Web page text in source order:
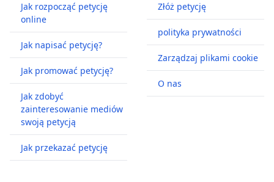
Jak rozpocząć petycję
online
Jak napisać petycję?
Jak promować petycję?
Jak zdobyć
zainteresowanie mediów
swoją petycją
Jak przekazać petycję
Złóż petycję
polityka prywatności
Zarządzaj plikami cookie
O nas